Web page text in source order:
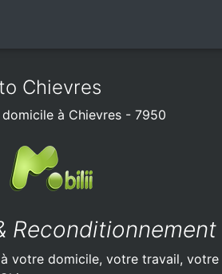
Chievres
à Chievres - 7950
Reconditionnement
votre domicile, votre travail, votre